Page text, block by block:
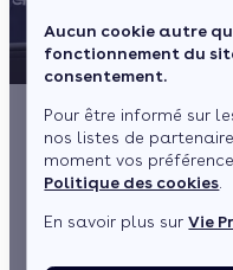
Aucun cookie autre
fonctionnement du
consentement.
Pour être informé sur
nos listes de
moment vos
Politique des cookies
En savoir plus surVie
ménages